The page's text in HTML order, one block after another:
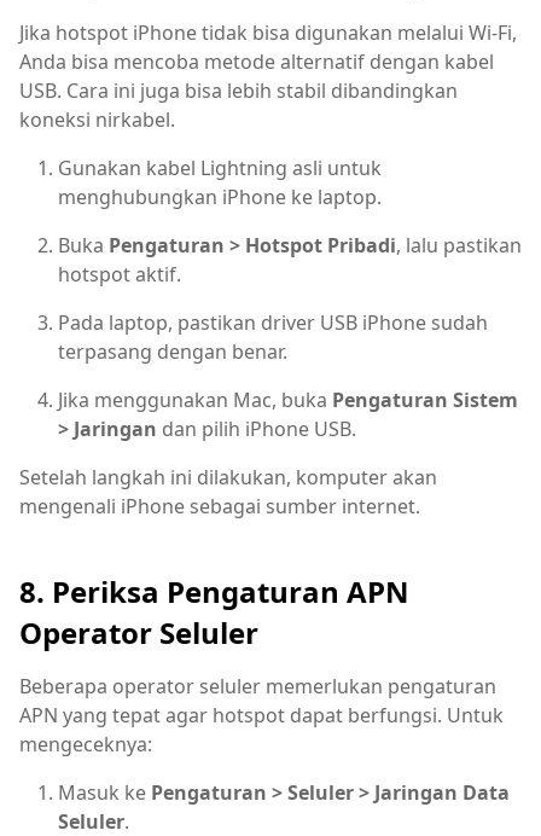
Jika hotspot iPhone tidak bisa digunakan melalui Wi-Fi,
Anda bisa mencoba metode alternatif dengan kabel
USB. Cara ini juga bisa lebih stabil dibandingkan
koneksi nirkabel.
Gunakan kabel Lightning asli untuk
menghubungkan iPhone ke laptop.
Buka Pengaturan > Hotspot Pribadi, lalu pastikan
hotspot aktif.
Pada laptop, pastikan driver USB iPhone sudah
terpasang dengan benar.
Jika menggunakan Mac, buka Pengaturan Sistem
> Jaringan dan pilih iPhone USB.
Setelah langkah ini dilakukan, komputer akan
mengenali iPhone sebagai sumber internet.
8. Periksa Pengaturan APN
Operator Seluler
Beberapa operator seluler memerlukan pengaturan
APN yang tepat agar hotspot dapat berfungsi. Untuk
mengeceknya:
Masuk ke Pengaturan > Seluler > Jaringan Data
Seluler.